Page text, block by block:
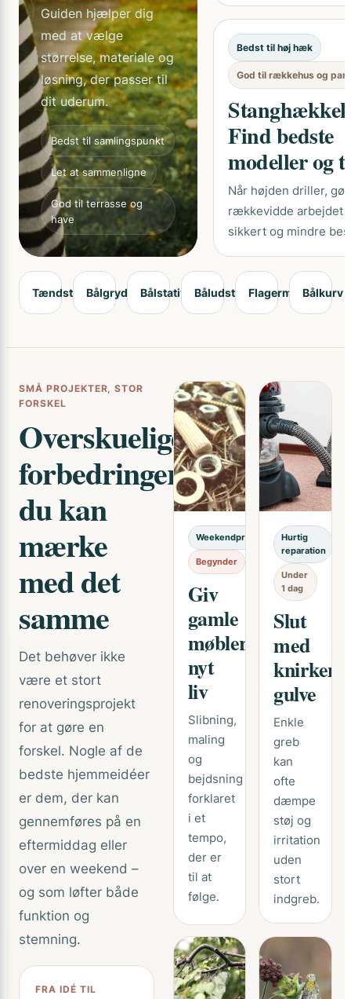
Guiden hjælper dig
med at vælge
størrelse, materiale og
løsning, der passer til
dit uderum.
Bedst til samlingspunkt
Let at sammenligne
God til terrasse og
have
Bedst til høj hæk
God til rækkehus og
Find bedste
modeller og
Når højden driller,
rækkevidde arbejdet
sikkert og mindre
Tændstål Bålgryde Bålstativ Båludstyr Flagermuslygte
Bålkurv
SMÅ PROJEKTER, STOR
FORSKEL
Overskuelige
forbedringer,
du kan
mærke
med det
samme
Det behøver ikke
være et stort
renoveringsprojekt
for at gøre en
forskel. Nogle af de
bedste hjemmeidéer
er dem, der kan
gennemføres på en
eftermiddag eller
over en weekend –
og som løfter både
funktion og
stemning.
FRA IDÉ TIL
Weekendprojekt
Begynder
Giv
gamle
møbler
nyt
liv
Slibning,
maling
og
bejdsning
forklaret
i et
tempo,
der er
til at
følge.
Hurtig
reparation
Under
1 dag
Slut
med
gulve
Enkle
greb
kan
ofte
dæmpe
støj og
irritation
uden
stort
indgreb.